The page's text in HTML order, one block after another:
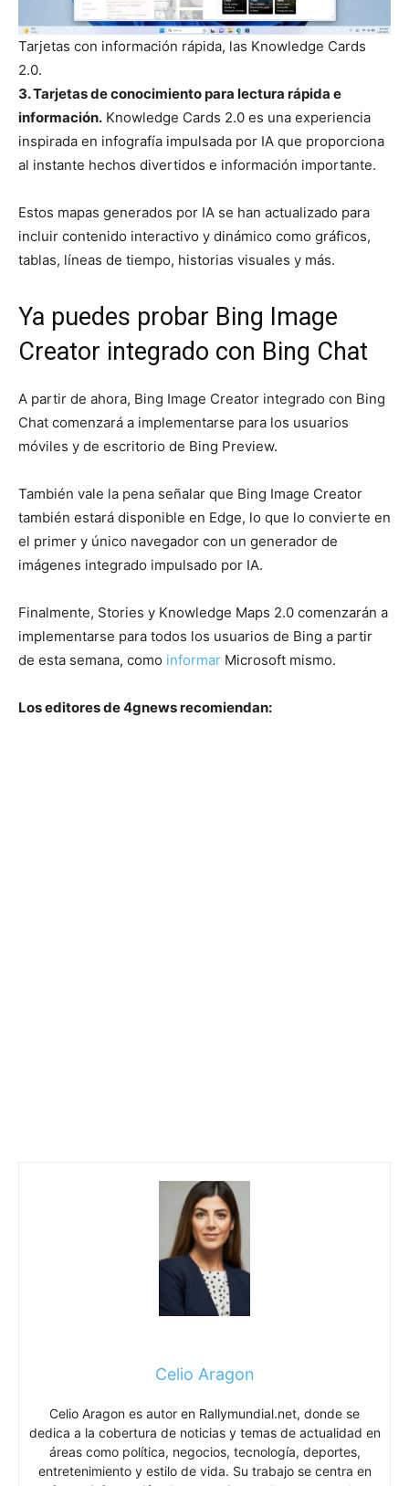
Tarjetas con información rápida, las Knowledge Cards
2.0.
3. Tarjetas de conocimiento para lectura rápida e
información. Knowledge Cards 2.0 es una experiencia
inspirada en infografía impulsada por IA que proporciona
al instante hechos divertidos e información importante.
Estos mapas generados por IA se han actualizado para
incluir contenido interactivo y dinámico como gráficos,
tablas, líneas de tiempo, historias visuales y más.
Ya puedes probar Bing Image
Creator integrado con Bing Chat
A partir de ahora, Bing Image Creator integrado con Bing
Chat comenzará a implementarse para los usuarios
móviles y de escritorio de Bing Preview.
También vale la pena señalar que Bing Image Creator
también estará disponible en Edge, lo que lo convierte en
el primer y único navegador con un generador de
imágenes integrado impulsado por IA.
Finalmente, Stories y Knowledge Maps 2.0 comenzarán a
implementarse para todos los usuarios de Bing a partir
de esta semana, como informar Microsoft mismo.
Los editores de 4gnews recomiendan:
Celio Aragon
Celio Aragon es autor en Rallymundial.net, donde se
dedica a la cobertura de noticias y temas de actualidad en
áreas como política, negocios, tecnología, deportes,
entretenimiento y estilo de vida. Su trabajo se centra en